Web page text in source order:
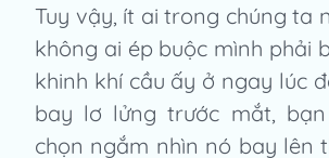
Tuy vậy, ít ai trong chúng ta
không ai ép buộc mình phải
khinh khí cầu ấy ở ngay lúc
bay lơ lửng trước mắt,
chọn ngắm nhìn nó bay lên